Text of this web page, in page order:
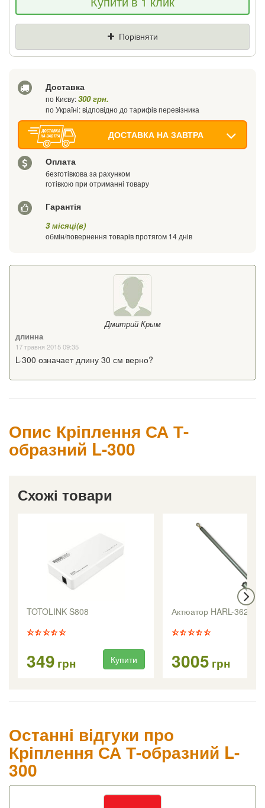
Порівняти
Доставка
по Києву:300 грн.
по Україні: відповідно до тарифів перевізника
ДОСТАВКА НА ЗАВТРА
Оплата
безготівкова за рахунком
готівкою при отриманні товару
Гарантія
3 місяці(в)
обмін/повернення товарів протягом 14 днів
Дмитрий Крым
длинна
17 травня 2015 09:35
L-300 означает длину 30 см верно?
Опис Кріплення СА Т-
образний L-300
Схожі товари
TOTOLINK S808
349 грн Купити
Актюатор HARL-3624 +
3005 грн
Останні відгуки про
Кріплення СА Т-образний L-
300